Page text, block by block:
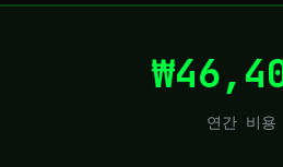
연간 비용